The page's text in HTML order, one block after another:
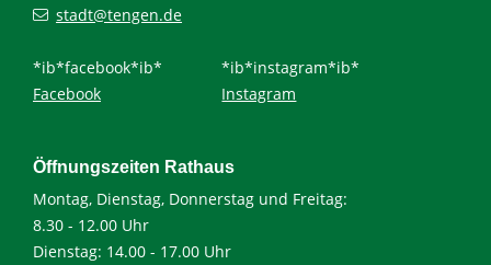
stadt@tengen.de
*ib*facebook*ib*
Facebook
*ib*instagram*ib*
Instagram
Öffnungszeiten Rathaus
Montag, Dienstag, Donnerstag und Freitag:
8.30 - 12.00 Uhr
Dienstag: 14.00 - 17.00 Uhr